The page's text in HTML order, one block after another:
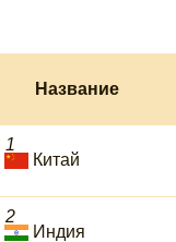
Название
1
Китай
2
Индия